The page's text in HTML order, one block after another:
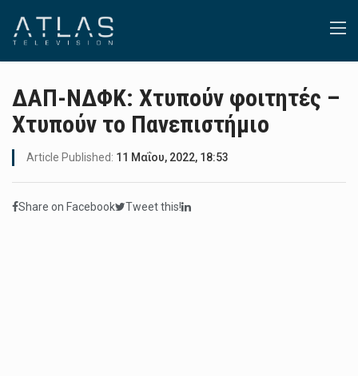
ΔΑΠ-ΝΔΦΚ: Χτυπούν φοιτητές –
Χτυπούν το Πανεπιστήμιο
Article Published: 11 Μαΐου, 2022, 18:53
Share on Facebook Tweet this!